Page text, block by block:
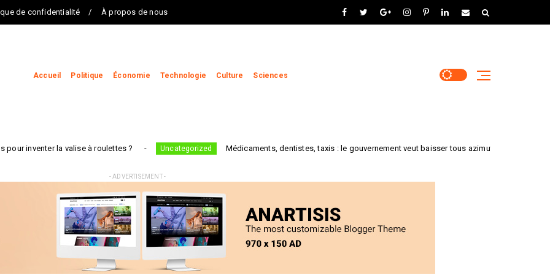
de confidentialité À propos de nous
Accueil Politique Économie Technologie Culture Sciences
valise à roulettes ? Uncategorized Médicaments, dentistes, taxis : le gouvernement veut baisser tous azimuts les taux de remboursement
- ADVERTISEMENT -
marché et la sécurité
numérique. 3. Projets phares
2020, réunit 55 partenaires de
technologique Gradiant, ce
des technologies de
sécurité publique tout en
respectant la vie privée des
citoyens. 4. Défis et